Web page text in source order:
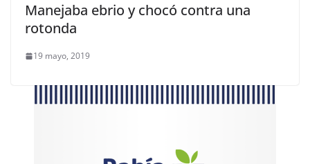
Manejaba ebrio y chocó contra una
rotonda
19 mayo, 2019